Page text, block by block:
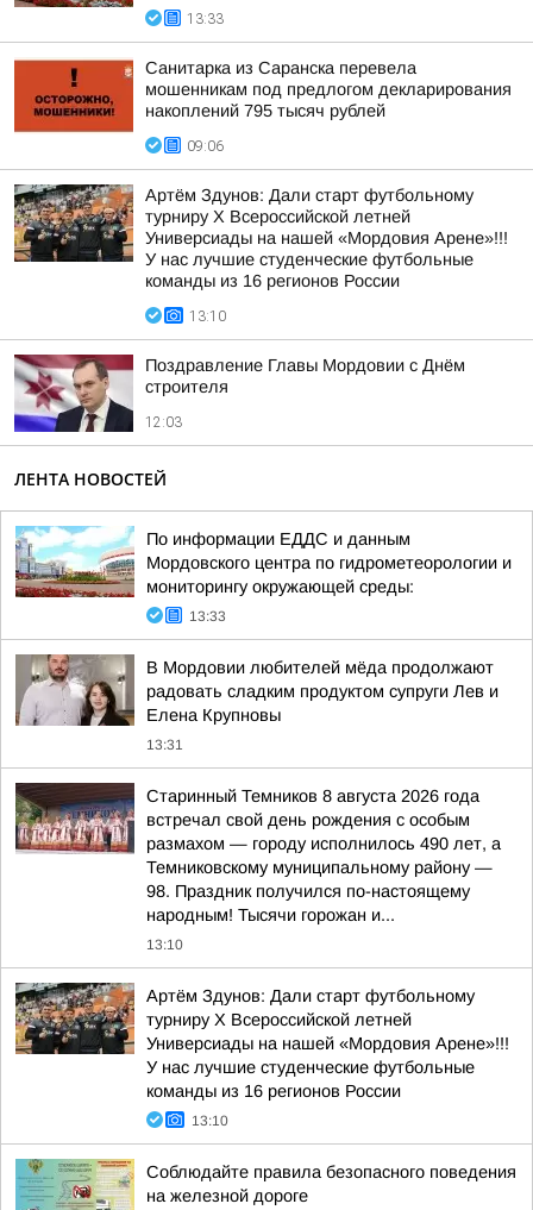
13:33
Санитарка из Саранска перевела
мошенникам под предлогом декларирования
накоплений 795 тысяч рублей
09:06
Артём Здунов: Дали старт футбольному
турниру Х Всероссийской летней
Универсиады на нашей «Мордовия Арене»!!!
У нас лучшие студенческие футбольные
команды из 16 регионов России
13:10
Поздравление Главы Мордовии с Днём
строителя
12:03
ЛЕНТА НОВОСТЕЙ
По информации ЕДДС и данным
Мордовского центра по гидрометеорологии и
мониторингу окружающей среды:
13:33
В Мордовии любителей мёда продолжают
радовать сладким продуктом супруги Лев и
Елена Крупновы
13:31
Старинный Темников 8 августа 2026 года
встречал свой день рождения с особым
размахом — городу исполнилось 490 лет, а
Темниковскому муниципальному району —
98. Праздник получился по-настоящему
народным! Тысячи горожан и...
13:10
Артём Здунов: Дали старт футбольному
турниру Х Всероссийской летней
Универсиады на нашей «Мордовия Арене»!!!
У нас лучшие студенческие футбольные
команды из 16 регионов России
13:10
Соблюдайте правила безопасного поведения
на железной дороге